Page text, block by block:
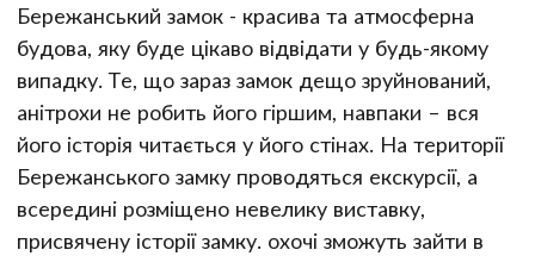
Бережанський замок - красива та атмосферна
будова, яку буде цікаво відвідати у будь-якому
випадку. Те, що зараз замок дещо зруйнований,
анітрохи не робить його гіршим, навпаки – вся
його історія читається у його стінах. На території
Бережанського замку проводяться екскурсії, а
всередині розміщено невелику виставку,
присвячену історії замку. охочі зможуть зайти в